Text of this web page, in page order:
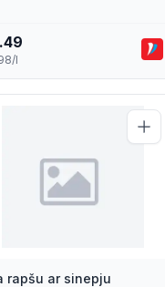
l
rapšu ar sinepju